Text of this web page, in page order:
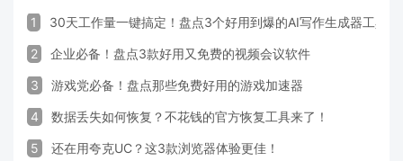
1 30天工作量一键搞定！盘点3个好用到爆的AI写作生成器工具
2 企业必备！盘点3款好用又免费的视频会议软件
3 游戏党必备！盘点那些免费好用的游戏加速器
4 数据丢失如何恢复？不花钱的官方恢复工具来了！
5 还在用夸克UC？这3款浏览器体验更佳！